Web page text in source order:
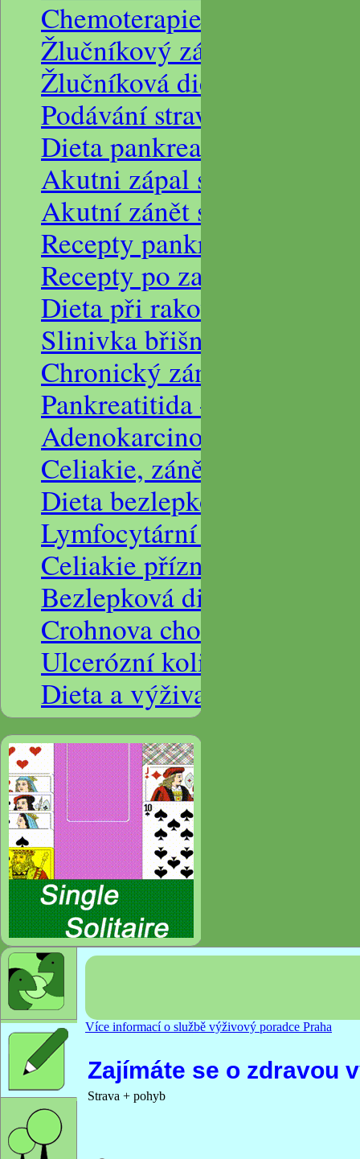
Chemoterapie a žlučník
Žlučníkový záchvat a dieta
Žlučníková dieta recepty,
Podávání stravy po
Dieta pankreatická,
Akutni zápal slinivky
Akutní zánět slinivky
Recepty pankreatitida
Recepty po zanětu
Dieta při rakovině slinivky
Slinivka břišní, dieta po
Chronický zánět slinivky
Pankreatitida – zánět
Adenokarcinom
Celiakie, zánět žlučových
Dieta bezlepková a
Lymfocytární kolitida,
Celiakie příznaky
Bezlepková dieta
Crohnova choroba a dieta
Ulcerózní kolitida a dieta
Dieta a výživa při